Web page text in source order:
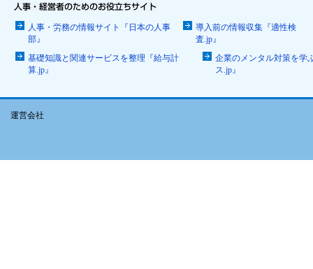
人事・労務の情報サイト『日本の人事
部』
導入前の情報収集『適性検
査.jp』
基礎知識と関連サービスを整理『給与計
算.jp』
企業のメンタル対策を学
ス.jp』
運営会社